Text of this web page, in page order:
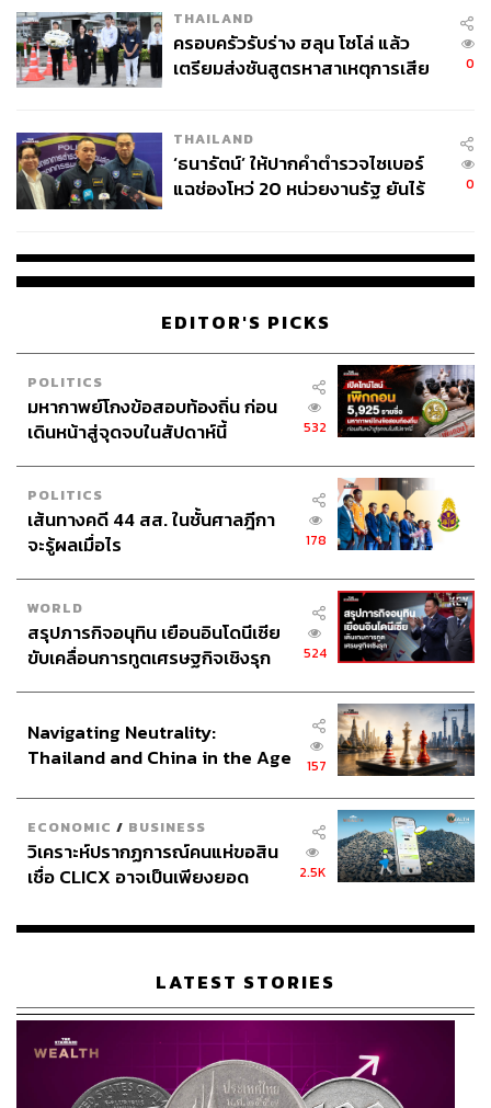
TAGS: กรุงเทพมหานคร
เทศกาลสงกรานต์
เลือกตั้งผู้ว่าฯ กทม
ซอยละลายทรัพย์
World Pride
เลือกตั้งผู้ว่าฯ กทม. 2569
สีลม ชัชชาติ สิทธิพันธุ์
101
ABOUT THE PHOTOGRAPHER
ณาฌารัฐ ภักดีอาสา
ช่างภาพข่าว ประจำสำนักข่าว THE
STANDARD
จ่ายหนี้-แอบระบุแบรนด์
THAILAND
ครอบครัวรับร่าง ฮลุน โซโล่ แล้ว
เตรียมส่งชันสูตรหาสาเหตุการเสีย
0
THAILAND
‘ธนารัตน์’ ให้ปากคำตำรวจไซเบอร์
แฉช่องโหว่ 20 หน่วยงานรัฐ ยันไร้
0
EDITOR'S PICKS
POLITICS
มหากาพย์โกงข้อสอบท้องถิ่น ก่อน
เดินหน้าสู่จุดจบในสัปดาห์นี้
532
POLITICS
เส้นทางคดี 44 สส. ในชั้นศาลฎีกา
จะรู้ผลเมื่อไร
178
WORLD
สรุปภารกิจอนุทิน เยือนอินโดนีเซีย
ขับเคลื่อนการทูตเศรษฐกิจเชิงรุก
524
Navigating Neutrality:
Thailand and China in the Age
157
ECONOMIC / BUSINESS
วิเคราะห์ปรากฏการณ์คนแห่ขอสิน
เชื่อ CLICX อาจเป็นเพียงยอด
เรือนไทยที่ถูกซุกไว้
2.5K
LATEST STORIES